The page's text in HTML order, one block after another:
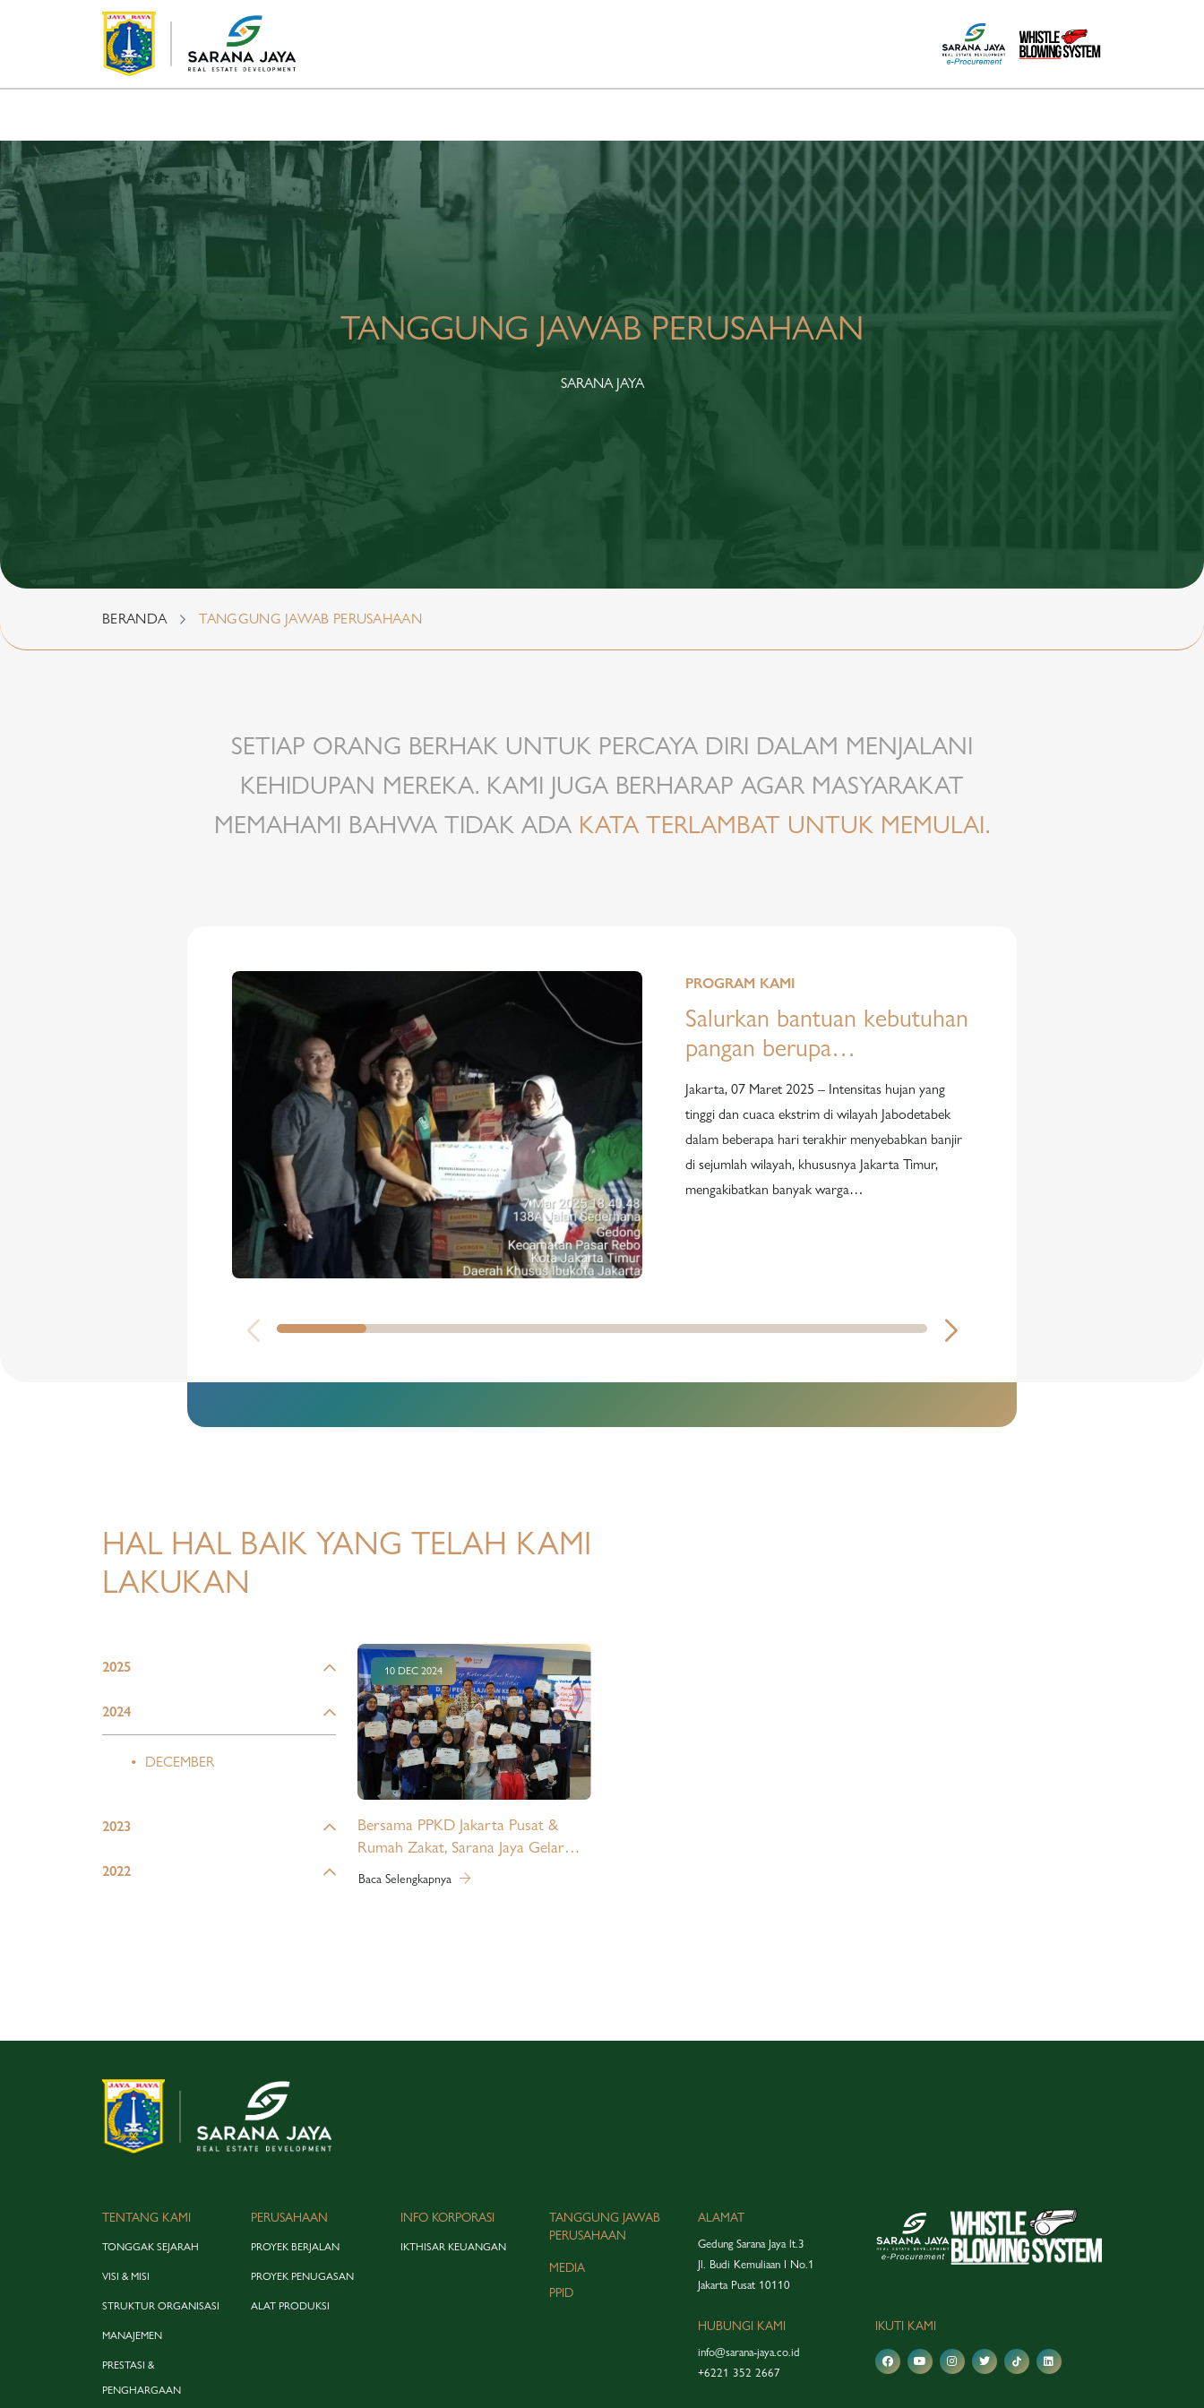
TENTANG KAMI HUBUNGI KAMI PPID
TANGGUNG JAWAB PERUSAHAAN
SARANA JAYA
BERANDA TANGGUNG JAWAB PERUSAHAAN
SETIAP ORANG BERHAK UNTUK PERCAYA DIRI DALAM MENJALANI
KEHIDUPAN MEREKA. KAMI JUGA BERHARAP AGAR MASYARAKAT
MEMAHAMI BAHWA TIDAK ADA KATA TERLAMBAT UNTUK MEMULAI.
PROGRAM KAMI
Salurkan bantuan kebutuhan
pangan berupa…
Jakarta, 07 Maret 2025 – Intensitas hujan yang
tinggi dan cuaca ekstrim di wilayah Jabodetabek
dalam beberapa hari terakhir menyebabkan banjir
di sejumlah wilayah, khususnya Jakarta Timur,
mengakibatkan banyak warga…
HAL HAL BAIK YANG TELAH KAMI
LAKUKAN
2025
2024
DECEMBER
2023
2022
10 DEC 2024
Bersama PPKD Jakarta Pusat &
Rumah Zakat, Sarana Jaya Gelar
Keterampilan Kerja Bagi
Penyandang Disabilitas
Baca Selengkapnya
TENTANG KAMI
TONGGAK SEJARAH
VISI & MISI
STRUKTUR ORGANISASI
MANAJEMEN
PRESTASI &
PENGHARGAAN
PERUSAHAAN
PROYEK BERJALAN
PROYEK PENUGASAN
ALAT PRODUKSI
INFO KORPORASI
IKTHISAR KEUANGAN
TANGGUNG JAWAB
PERUSAHAAN
MEDIA
PPID
ALAMAT
Gedung Sarana Jaya lt.3
Jl. Budi Kemuliaan I No.1
Jakarta Pusat 10110
HUBUNGI KAMI
info@sarana-jaya.co.id
+6221 352 2667
IKUTI KAMI